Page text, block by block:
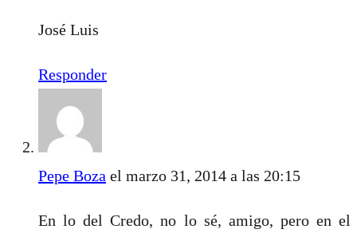
José Luis
Responder
Pepe Boza el marzo 31, 2014 a las 20:15
En lo del Credo, no lo sé, amigo, pero en el